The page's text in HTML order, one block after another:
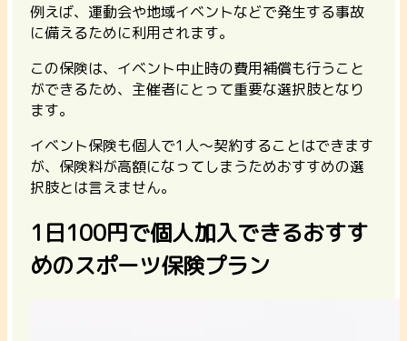
例えば、運動会や地域イベントなどで発生する事故
に備えるために利用されます。
この保険は、イベント中止時の費用補償も行うこと
ができるため、主催者にとって重要な選択肢となり
ます。
イベント保険も個人で1人〜契約することはできます
が、保険料が高額になってしまうためおすすめの選
択肢とは言えません。
1日100円で個人加入できるおすす
めのスポーツ保険プラン